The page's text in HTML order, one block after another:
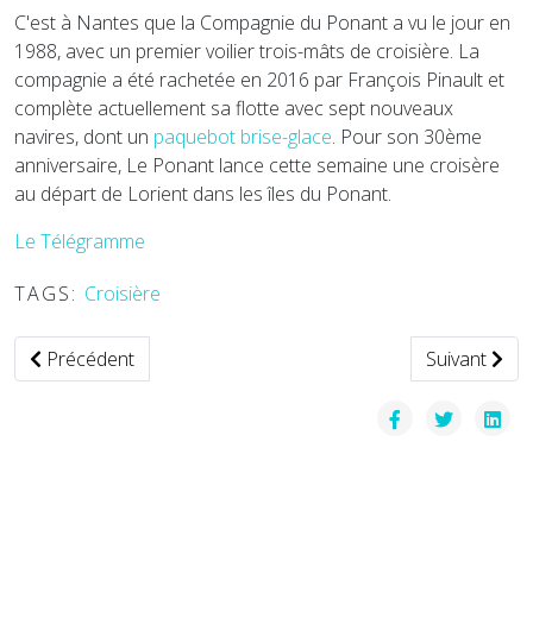
C'est à Nantes que la Compagnie du Ponant a vu le jour en
1988, avec un premier voilier trois-mâts de croisière. La
compagnie a été rachetée en 2016 par François Pinault et
complète actuellement sa flotte avec sept nouveaux
navires, dont un paquebot brise-glace. Pour son 30ème
anniversaire, Le Ponant lance cette semaine une croisère
au départ de Lorient dans les îles du Ponant.
Le Télégramme
TAGS: Croisière
Article précédent : Partenariat de mobilité durable entre
Précédent Article
Suivant